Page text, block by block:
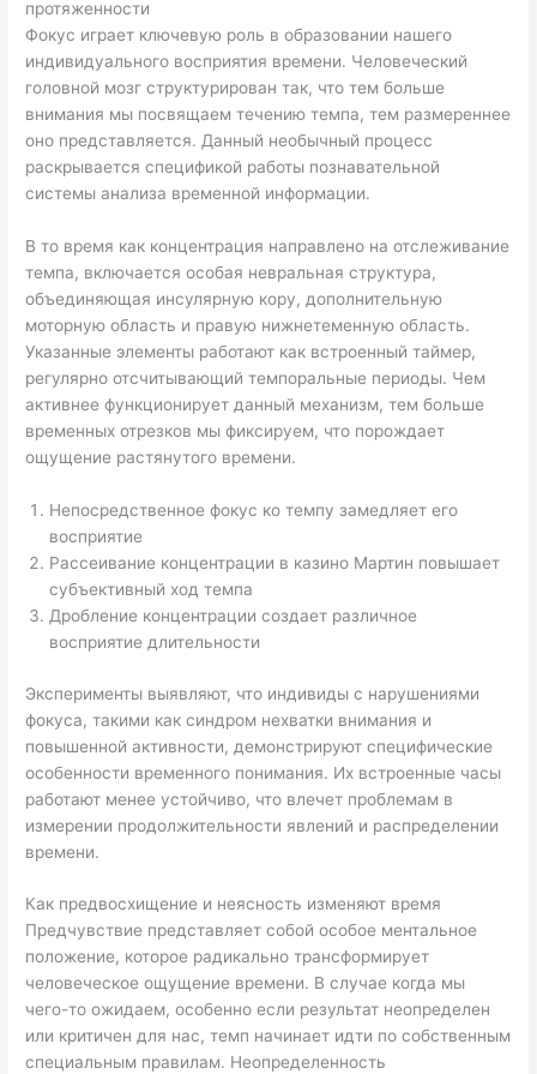
протяженности
Фокус играет ключевую роль в образовании нашего
индивидуального восприятия времени. Человеческий
головной мозг структурирован так, что тем больше
внимания мы посвящаем течению темпа, тем размереннее
оно представляется. Данный необычный процесс
раскрывается спецификой работы познавательной
системы анализа временной информации.
В то время как концентрация направлено на отслеживание
темпа, включается особая невральная структура,
объединяющая инсулярную кору, дополнительную
моторную область и правую нижнетеменную область.
Указанные элементы работают как встроенный таймер,
регулярно отсчитывающий темпоральные периоды. Чем
активнее функционирует данный механизм, тем больше
временных отрезков мы фиксируем, что порождает
ощущение растянутого времени.
Непосредственное фокус ко темпу замедляет его
восприятие
Рассеивание концентрации в казино Мартин повышает
субъективный ход темпа
Дробление концентрации создает различное
восприятие длительности
Эксперименты выявляют, что индивиды с нарушениями
фокуса, такими как синдром нехватки внимания и
повышенной активности, демонстрируют специфические
особенности временного понимания. Их встроенные часы
работают менее устойчиво, что влечет проблемам в
измерении продолжительности явлений и распределении
времени.
Как предвосхищение и неясность изменяют время
Предчувствие представляет собой особое ментальное
положение, которое радикально трансформирует
человеческое ощущение времени. В случае когда мы
чего-то ожидаем, особенно если результат неопределен
или критичен для нас, темп начинает идти по собственным
специальным правилам. Неопределенность